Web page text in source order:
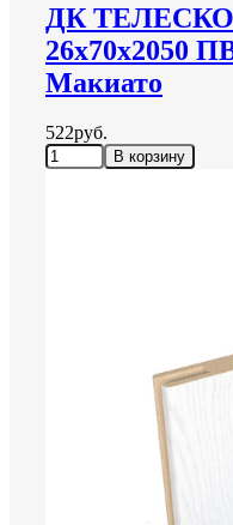
ДК
26х70х2050
Макиато
522руб.